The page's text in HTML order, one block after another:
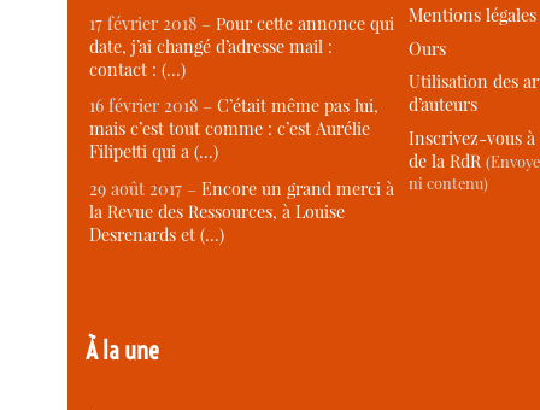
17 février 2018 –Pour cette annonce qui
date, j’ai changé d’adresse mail :
contact : (…)
16 février 2018 –C’était même pas lui,
mais c’est tout comme : c’est Aurélie
Filipetti qui a (…)
29 août 2017 –Encore un grand merci à
la Revue des Ressources, à Louise
Desrenards et (…)
À la une
Mentions légales
Ours
Utilisation des
d’auteurs
Inscrivez-vous
de la RdR
ni contenu)